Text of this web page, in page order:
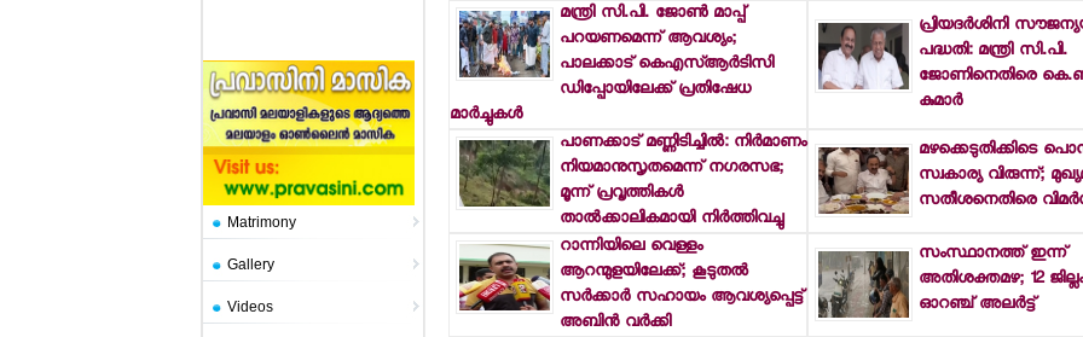
Matrimony
Gallery
Videos
മന്ത്രി സി.പി. ജോണ്‍ മാപ്പ്
പറയണമെന്ന് ആവശ്യം;
പാലക്കാട് കെഎസ്ആര്‍ടിസി
ഡിപ്പോയിലേക്ക് പ്രതിഷേധ
മാര്‍ച്ചുകള്‍
പ്രിയദര്‍ശിനി
പദ്ധതി: മന്ത്രി സി.പി.
ജോണിനെതിരെ
കുമാര്‍
പാണക്കാട് മണ്ണിടിച്ചില്‍: നിര്‍മാണം
നിയമാനുസൃതമെന്ന് നഗരസഭ;
മൂന്ന് പ്രവൃത്തികള്‍
താല്‍ക്കാലികമായി നിര്‍ത്തിവച്ചു
മഴക്കെടുതിക്കിടെ
സ്വകാര്യ വിരുന്ന്;
സതീശനെതിരെ
റാന്നിയിലെ വെള്ളം
ആറന്മുളയിലേക്ക്; കൂടുതല്‍
സര്‍ക്കാര്‍ സഹായം ആവശ്യപ്പെട്ട്
അബിന്‍ വര്‍ക്കി
സംസ്ഥാനത്ത് ഇന്ന്
അതിശക്തമഴ; 12
ഓറഞ്ച് അലര്‍ട്ട്